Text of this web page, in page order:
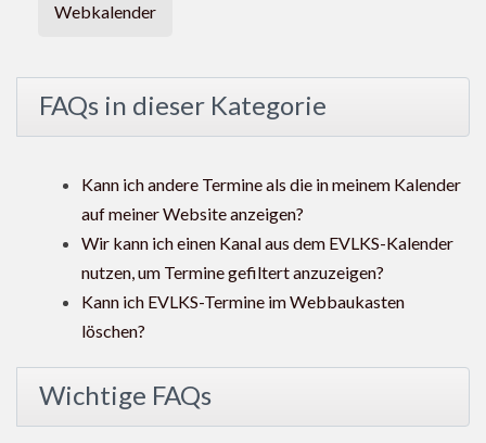
Webkalender
FAQs in dieser Kategorie
Kann ich andere Termine als die in meinem Kalender
auf meiner Website anzeigen?
Wir kann ich einen Kanal aus dem EVLKS-Kalender
nutzen, um Termine gefiltert anzuzeigen?
Kann ich EVLKS-Termine im Webbaukasten
löschen?
Wichtige FAQs